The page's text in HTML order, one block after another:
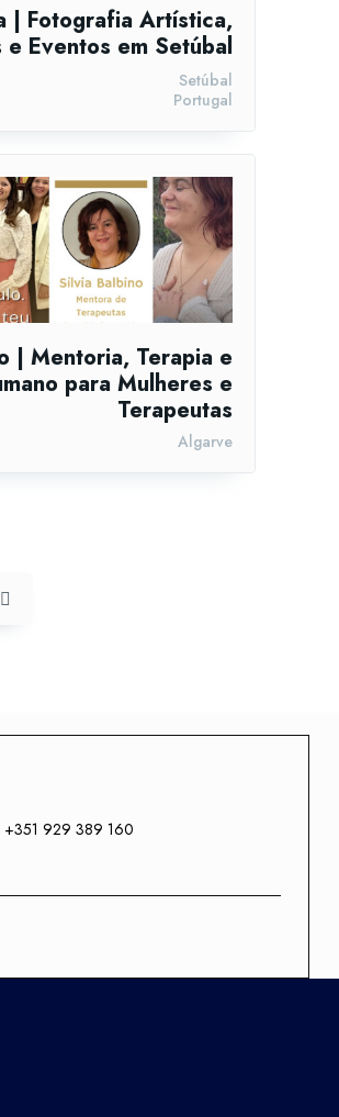
| Fotografia Artística,
Eventos em Setúbal
Portugal
Setúbal
| Mentoria, Terapia e
para Mulheres e
Terapeutas
Algarve
| +351 929 389 160